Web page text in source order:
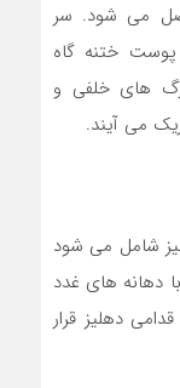
می شود. سر
ختنه گاه
رگ های خلفی و
می آیند.
شامل می شود
دهانه های غدد
دهلیز قرار